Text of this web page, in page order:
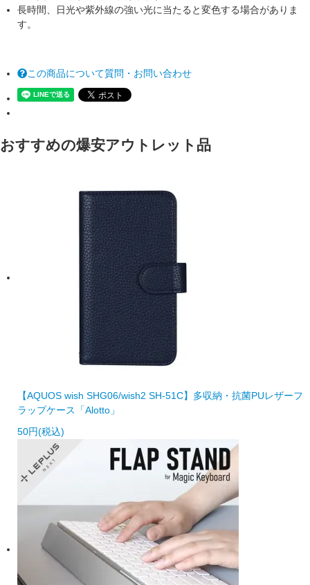
長時間、日光や紫外線の強い光に当たると変色する場合がありま
す。
この商品について質問・お問い合わせ
おすすめの爆安アウトレット品
【AQUOS wish SHG06/wish2 SH-51C】多収納・抗菌PUレザーフ
ラップケース「Alotto」
50円(税込)